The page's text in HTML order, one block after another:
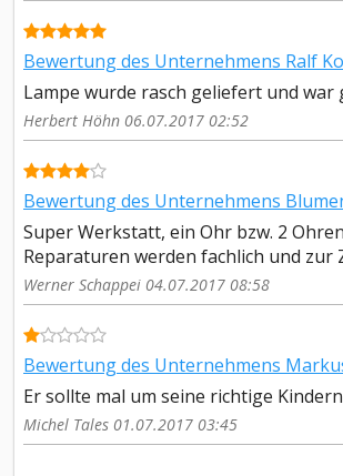
Bewertung des Unternehmens Ralf
Lampe wurde rasch geliefert und war
Herbert Höhn 06.07.2017 02:52
Bewertung des Unternehmens
Super Werkstatt, ein Ohr bzw. 2
Reparaturen werden fachlich und zur
Werner Schappei 04.07.2017 08:58
Bewertung des Unternehmens
Er sollte mal um seine richtige
Michel Tales 01.07.2017 03:45